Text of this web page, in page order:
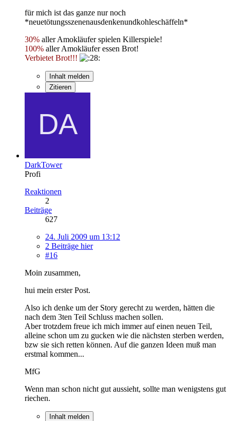
für mich ist das ganze nur noch
*neuetötungsszenenausdenkenundkohleschäffeln*
30% aller Amokläufer spielen Killerspiele!
100% aller Amokläufer essen Brot!
Verbietet Brot!!!
Inhalt melden
Zitieren
DarkTower
Profi
Reaktionen
2
Beiträge
627
24. Juli 2009 um 13:12
2 Beiträge hier
#16
Moin zusammen,
hui mein erster Post.
Also ich denke um der Story gerecht zu werden, hätten die
nach dem 3ten Teil Schluss machen sollen.
Aber trotzdem freue ich mich immer auf einen neuen Teil,
alleine schon um zu gucken wie die nächsten sterben werden,
bzw sie sich retten können. Auf die ganzen Ideen muß man
erstmal kommen...
MfG
Wenn man schon nicht gut aussieht, sollte man wenigstens gut
riechen.
Inhalt melden